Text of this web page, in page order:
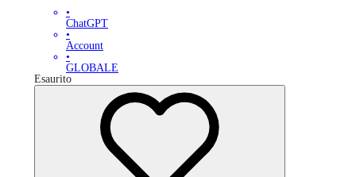
•
ChatGPT
•
Account
•
GLOBALE
Esaurito